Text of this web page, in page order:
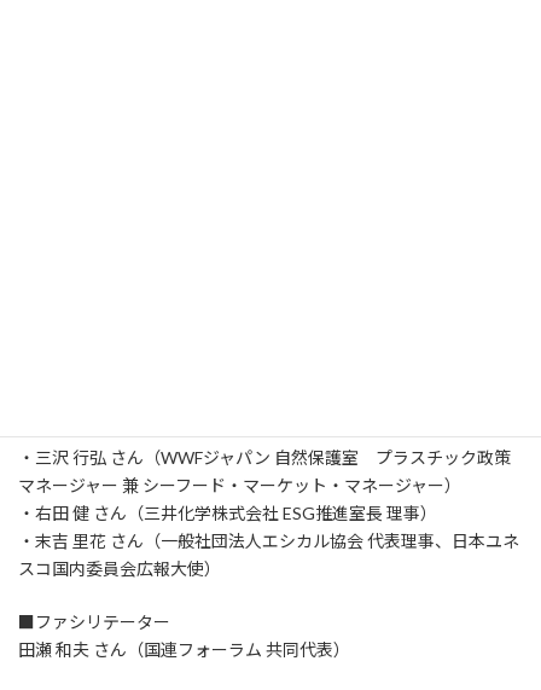
・三沢 行弘 さん（WWFジャパン 自然保護室 プラスチック政策
マネージャー 兼 シーフード・マーケット・マネージャー）
・右田 健 さん（三井化学株式会社 ESG推進室長 理事）
・末吉 里花 さん（一般社団法人エシカル協会 代表理事、日本ユネ
スコ国内委員会広報大使）
■ファシリテーター
田瀬 和夫 さん（国連フォーラム 共同代表）